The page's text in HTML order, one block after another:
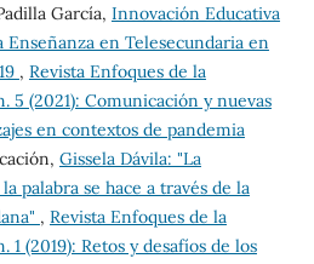
García, Innovación Educativa
Enseñanza en Telesecundaria en
, Revista Enfoques de la
5 (2021): Comunicación y nuevas
en contextos de pandemia
Gissela Dávila: "La
palabra se hace a través de la
, Revista Enfoques de la
(2019): Retos y desafíos de los